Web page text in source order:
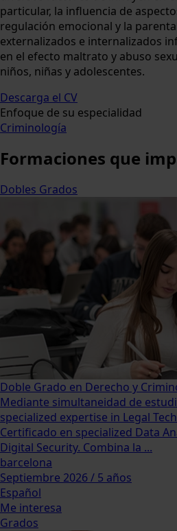
particular, la influencia de
regulación emocional y la
externalizados e internalizados
en el efecto maltrato y abuso
niños, niñas y adolescentes.
Descarga el CV
Enfoque de su especialidad
Criminología
Formaciones que
Dobles Grados
Doble Grado en Derecho y
Mediante simultaneidad de
specialized expertise in Legal
Certificado en specialized Data
Digital Security. Combina la ...
barcelona
Septiembre 2026 / 5 años
Español
Me interesa
Grados